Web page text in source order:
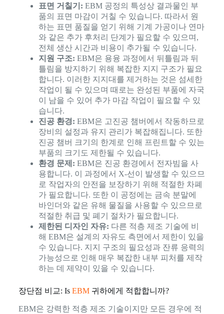
표면 거칠기: EBM 공정의 특성상 결과물인 부
품의 표면 마감이 거칠 수 있습니다. 따라서 원
하는 표면 품질을 얻기 위해 기계 가공이나 연마
와 같은 추가 후처리 단계가 필요할 수 있으며,
전체 생산 시간과 비용이 추가될 수 있습니다.
지원 구조: EBM은 용융 과정에서 뒤틀림과 뒤
틀림을 방지하기 위해 복잡한 지지 구조가 필요
합니다. 이러한 지지대를 제거하는 것은 섬세한
작업이 될 수 있으며 때로는 완성된 부품에 자국
이 남을 수 있어 추가 마감 작업이 필요할 수 있
습니다.
진공 환경: EBM은 고진공 챔버에서 작동하므로
장비의 설정과 유지 관리가 복잡해집니다. 또한
진공 챔버 크기의 한계로 인해 프린트할 수 있는
부품의 크기도 제한될 수 있습니다.
환경 문제: EBM은 진공 환경에서 전자빔을 사
용합니다. 이 과정에서 X-선이 발생할 수 있으므
로 작업자의 안전을 보장하기 위해 적절한 차폐
가 필요합니다. 또한 이 공정에는 금속 분말에
바인더와 같은 유해 물질을 사용할 수 있으므로
적절한 취급 및 폐기 절차가 필요합니다.
제한된 디자인 자유: 다른 적층 제조 기술에 비
해 EBM은 설계의 자유도 측면에서 제한이 있을
수 있습니다. 지지 구조의 필요성과 잔류 응력의
가능성으로 인해 매우 복잡한 내부 피처를 제작
하는 데 제약이 있을 수 있습니다.
장단점 비교: Is EBM귀하에게 적합합니까?
EBM은 강력한 적층 제조 기술이지만 모든 경우에 적